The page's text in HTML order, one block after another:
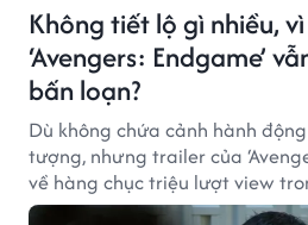
Không tiết lộ gì nhiều,
‘Avengers: Endgame’
bấn loạn?
Dù không chứa cảnh hành
tượng, nhưng trailer của
về hàng chục triệu lượt view